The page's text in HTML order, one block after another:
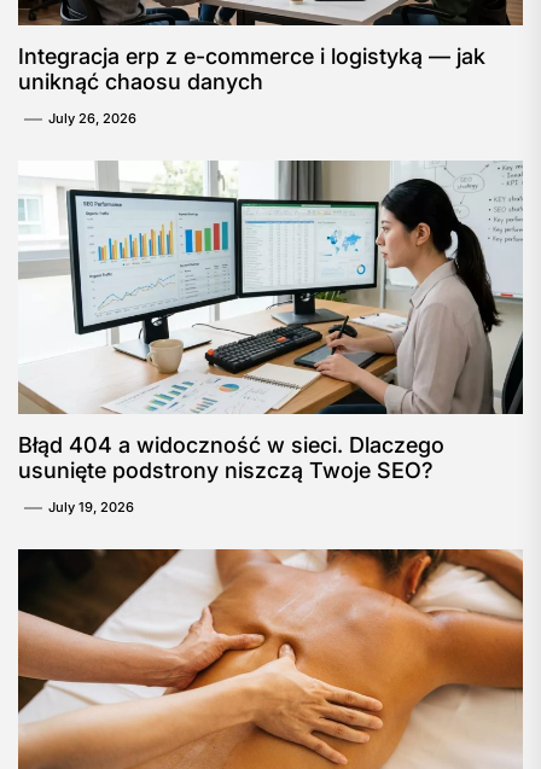
Integracja erp z e-commerce i logistyką — jak
uniknąć chaosu danych
July 26, 2026
Błąd 404 a widoczność w sieci. Dlaczego
usunięte podstrony niszczą Twoje SEO?
July 19, 2026